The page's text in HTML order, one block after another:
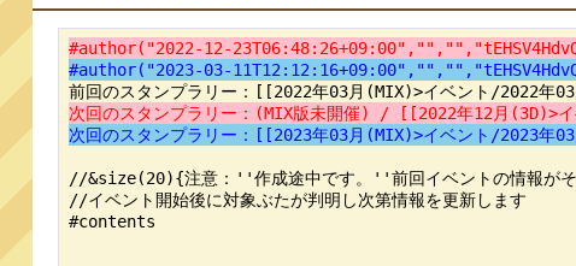
#author("2022-12-
#author("2023-03-
次回のスタンプラリー：(MIX版未開催) / [[2022年12月(3D)>
次回のスタンプラリー：[[2023年03月(MIX)>イベント/2023
//&size(20){注意：''作成途中です。''前回イベントの情報がそ
//イベント開始後に対象ぶたが判明し次第情報を更新します
#contents